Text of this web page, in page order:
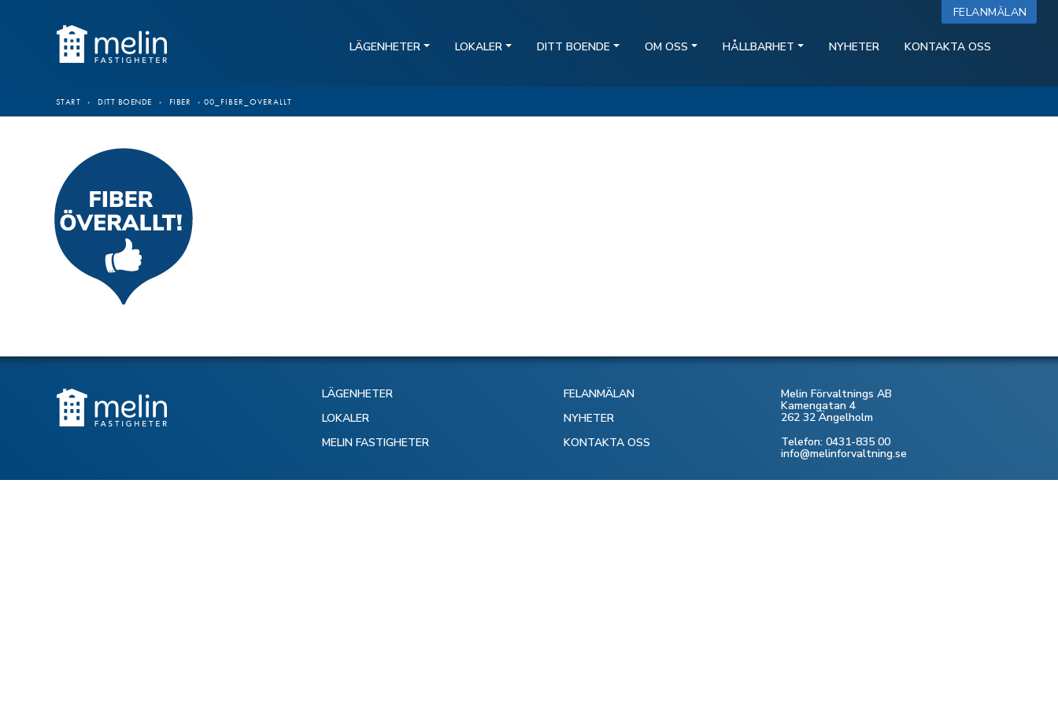
FELANMÄLAN
LÄGENHETER LOKALER DITT BOENDE OM OSS HÅLLBARHET NYHETER KONTAKTA OSS
START › DITT BOENDE › FIBER › 00_FIBER_OVERALLT
LÄGENHETER
LOKALER
MELIN FASTIGHETER
FELANMÄLAN
NYHETER
KONTAKTA OSS
Melin Förvaltnings AB
Kamengatan 4
262 32 Ängelholm
Telefon: 0431-835 00
info@melinforvaltning.se